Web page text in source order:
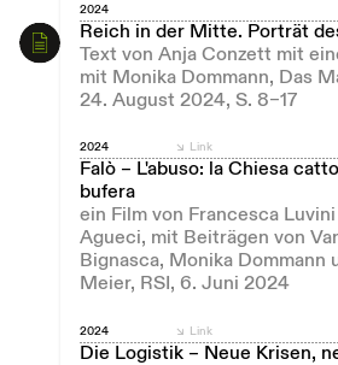
2024
Reich in der Mitte. Porträt
Text von Anja Conzett mit
mit Monika Dommann, Das
24. August 2024, S. 8–17
2024
Falò – L'abuso: la Chiesa
bufera
ein Film von Francesca
Agueci, mit Beiträgen von
Bignasca, Monika Dommann
Meier, RSI, 6. Juni 2024
Link
2024
Die Logistik – Neue Krisen,
Link